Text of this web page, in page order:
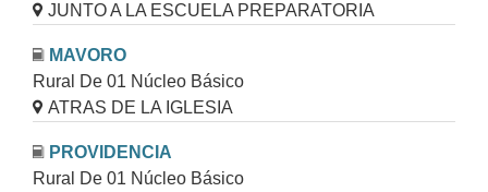
JUNTO A LA ESCUELA PREPARATORIA
MAVORO
Rural De 01 Núcleo Básico
ATRAS DE LA IGLESIA
PROVIDENCIA
Rural De 01 Núcleo Básico